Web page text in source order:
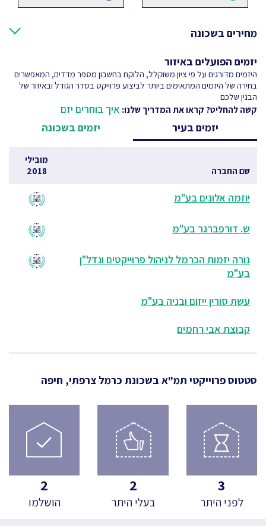
מחירים בשכונה
יזמים הפועלים באיזור
היזמים מדורגים על פי ציון משוקלל, הלוקח בחשבון מספר מדדים, המאפשרים
בחירה של היזמים המתאימים ביותר לביצוע פרוייקט בסדר הגודל ובאיזור של
הבנין שלכם
קשה להחליט? קראו את המדריך שלנו: איך בוחרים יזם
יזמים בעיר
יזמים בשכונה
שם החברה
מובילי
2018
יוזמה אלונים בע"מ
ש. דורפברגר בע"מ
נורה יזמות הכרמל לניהול פרוייקטים ונדל"ן
בע"מ
עשת סורין ייזום ובניה בע"מ
קבוצת אבי רחמים
סטטוס פרוייקטי תמ"א בשכונת כרמל צרפתי, חיפה
3
לפני היתר
2
בעלי היתר
2
הושלמו